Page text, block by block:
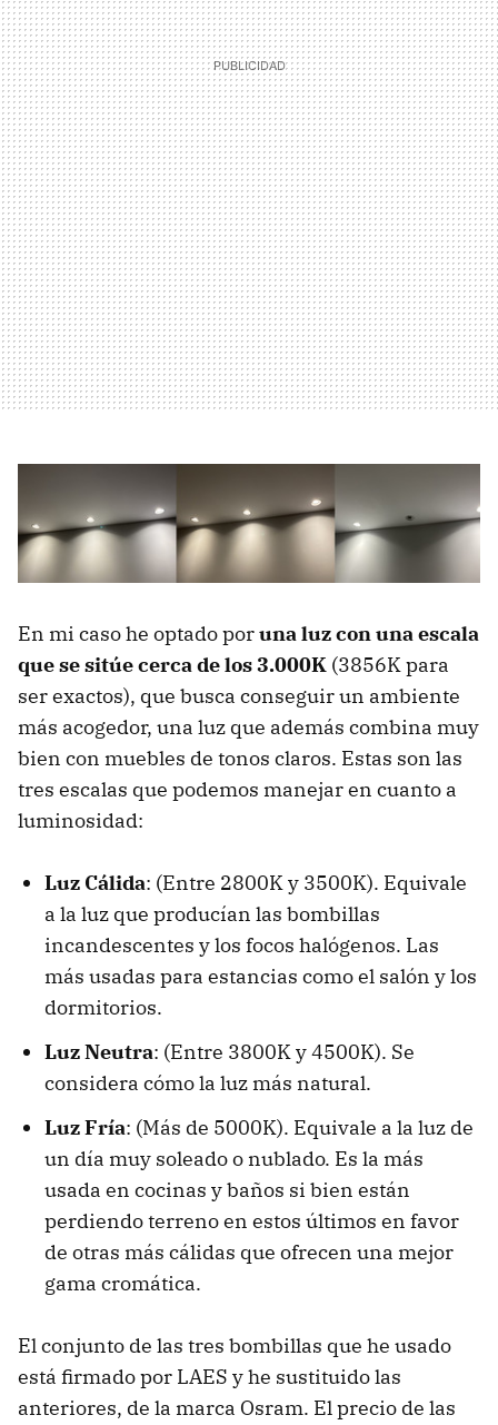
En mi caso he optado poruna luz con una escala
que se sitúe cerca de los 3.000K (3856K para
ser exactos), que busca conseguir un ambiente
más acogedor, una luz que además combina muy
bien con muebles de tonos claros. Estas son las
tres escalas que podemos manejar en cuanto a
luminosidad:
Luz Cálida: (Entre 2800K y 3500K). Equivale
a la luz que producían las bombillas
incandescentes y los focos halógenos. Las
más usadas para estancias como el salón y los
dormitorios.
Luz Neutra: (Entre 3800K y 4500K). Se
considera cómo la luz más natural.
Luz Fría: (Más de 5000K). Equivale a la luz de
un día muy soleado o nublado. Es la más
usada en cocinas y baños si bien están
perdiendo terreno en estos últimos en favor
de otras más cálidas que ofrecen una mejor
gama cromática.
El conjunto de las tres bombillas que he usado
está firmado por LAES y he sustituido las
anteriores, de la marca Osram. El precio de las